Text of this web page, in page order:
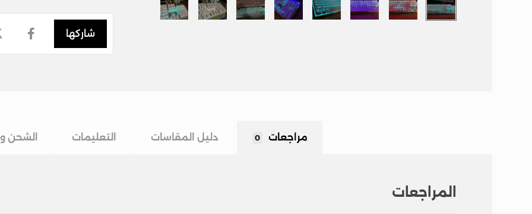
مراجعات 0 دليل المقاسات التعليمات الشحن
المراجعات